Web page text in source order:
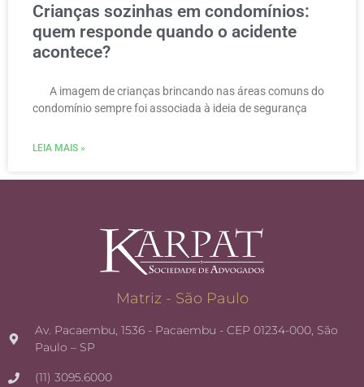
Crianças sozinhas em condomínios:
quem responde quando o acidente
acontece?
A imagem de crianças brincando nas áreas comuns do
condomínio sempre foi associada à ideia de segurança
LEIA MAIS »
Matriz - São Paulo
Av. Pacaembu, 1536 - Pacaembu - CEP 01234-000, São
Paulo – SP
(11) 3095.6000